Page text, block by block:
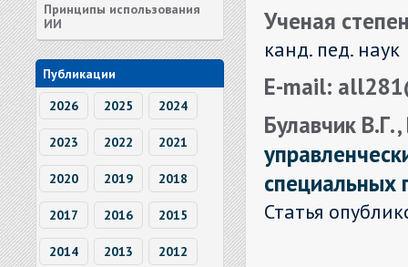
Принципы использования
ИИ
Публикации
2026
2025 2024
2023 2022 2021
2020 2019 2018
2017 2016 2015
2014 2013 2012
Ученая
канд. пед. наук
E-mail:
Булавчик
специальных
Статья